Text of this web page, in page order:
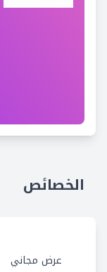
الخصائص
عرض مجاني